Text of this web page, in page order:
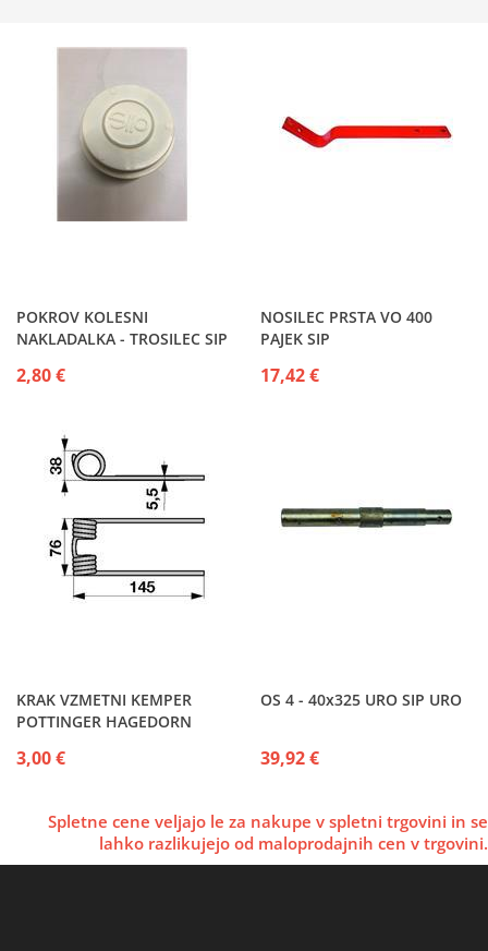
POKROV KOLESNI
NAKLADALKA - TROSILEC SIP
2,80 €
NOSILEC PRSTA VO 400
PAJEK SIP
17,42 €
KRAK VZMETNI KEMPER
POTTINGER HAGEDORN
3,00 €
OS 4 - 40x325 URO SIP URO
39,92 €
Spletne cene veljajo le za nakupe v spletni trgovini in se
lahko razlikujejo od maloprodajnih cen v trgovini.